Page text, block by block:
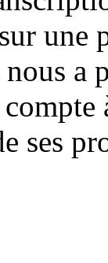
une
a
ses